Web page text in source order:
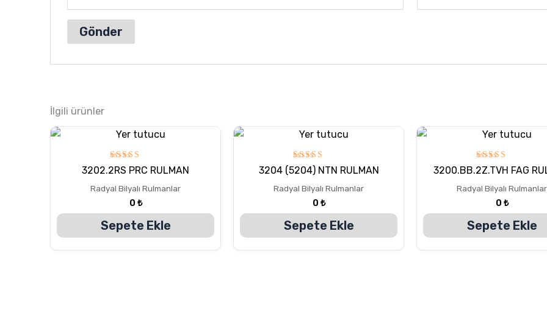
İlgili ürünler
5
üzerinden
oy aldı
3202.2RS PRC RULMAN
Radyal Bilyalı Rulmanlar
0 ₺
Sepete Ekle
5
üzerinden
oy aldı
3204 (5204) NTN RULMAN
Radyal Bilyalı Rulmanlar
0 ₺
Sepete Ekle
5
üzerinden
oy aldı
3200.BB.2Z.TVH FAG
Radyal Bilyalı Rulmanlar
0 ₺
Sepete Ekle